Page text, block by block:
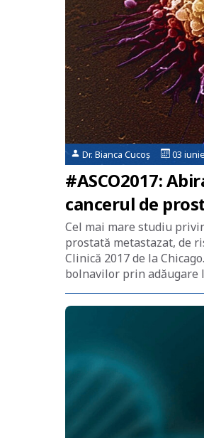
Dr. Bianca Cucoș 03
#ASCO2017:
cancerul de
Cel mai mare studiu
prostată metastazat, de
Clinică 2017 de la
bolnavilor prin adăugare